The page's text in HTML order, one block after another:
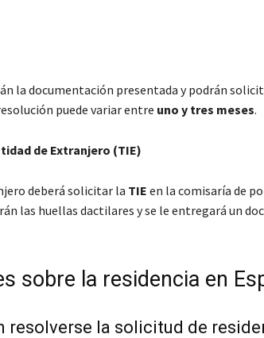
la documentación presentada y podrán
puede variar entre uno y tres meses.
de Extranjero (TIE)
deberá solicitar la TIE en la comisaría de
las huellas dactilares y se le entregará un
sobre la residencia en
resolverse la solicitud de